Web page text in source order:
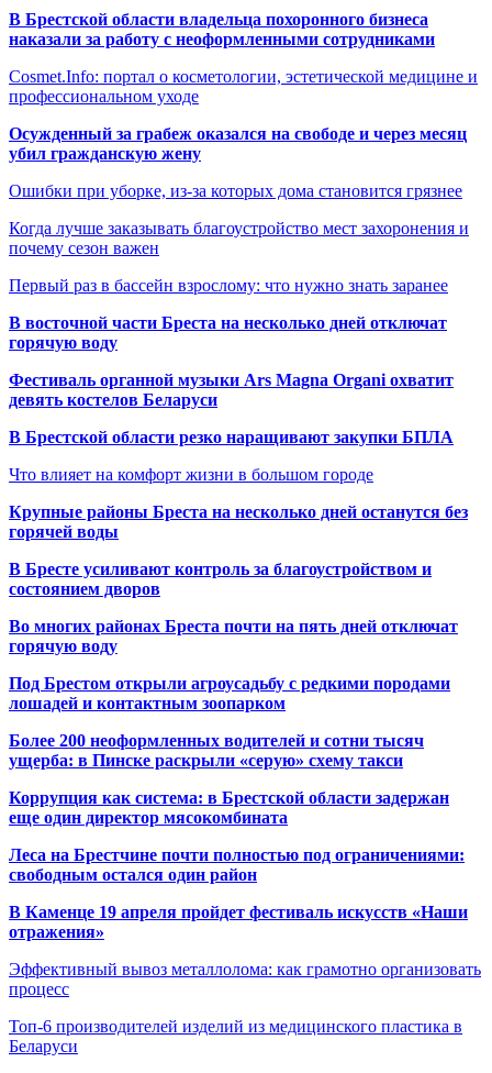
В Брестской области владельца похоронного бизнеса
наказали за работу с неоформленными сотрудниками
Cosmet.Info: портал о косметологии, эстетической медицине и
профессиональном уходе
Осужденный за грабеж оказался на свободе и через месяц
убил гражданскую жену
Ошибки при уборке, из-за которых дома становится грязнее
Когда лучше заказывать благоустройство мест захоронения и
почему сезон важен
Первый раз в бассейн взрослому: что нужно знать заранее
В восточной части Бреста на несколько дней отключат
горячую воду
Фестиваль органной музыки Ars Magna Organi охватит
девять костелов Беларуси
В Брестской области резко наращивают закупки БПЛА
Что влияет на комфорт жизни в большом городе
Крупные районы Бреста на несколько дней останутся без
горячей воды
В Бресте усиливают контроль за благоустройством и
состоянием дворов
Во многих районах Бреста почти на пять дней отключат
горячую воду
Под Брестом открыли агроусадьбу с редкими породами
лошадей и контактным зоопарком
Более 200 неоформленных водителей и сотни тысяч
ущерба: в Пинске раскрыли «серую» схему такси
Коррупция как система: в Брестской области задержан
еще один директор мясокомбината
Леса на Брестчине почти полностью под ограничениями:
свободным остался один район
В Каменце 19 апреля пройдет фестиваль искусств «Наши
отражения»
Эффективный вывоз металлолома: как грамотно организовать
процесс
Топ-6 производителей изделий из медицинского пластика в
Беларуси